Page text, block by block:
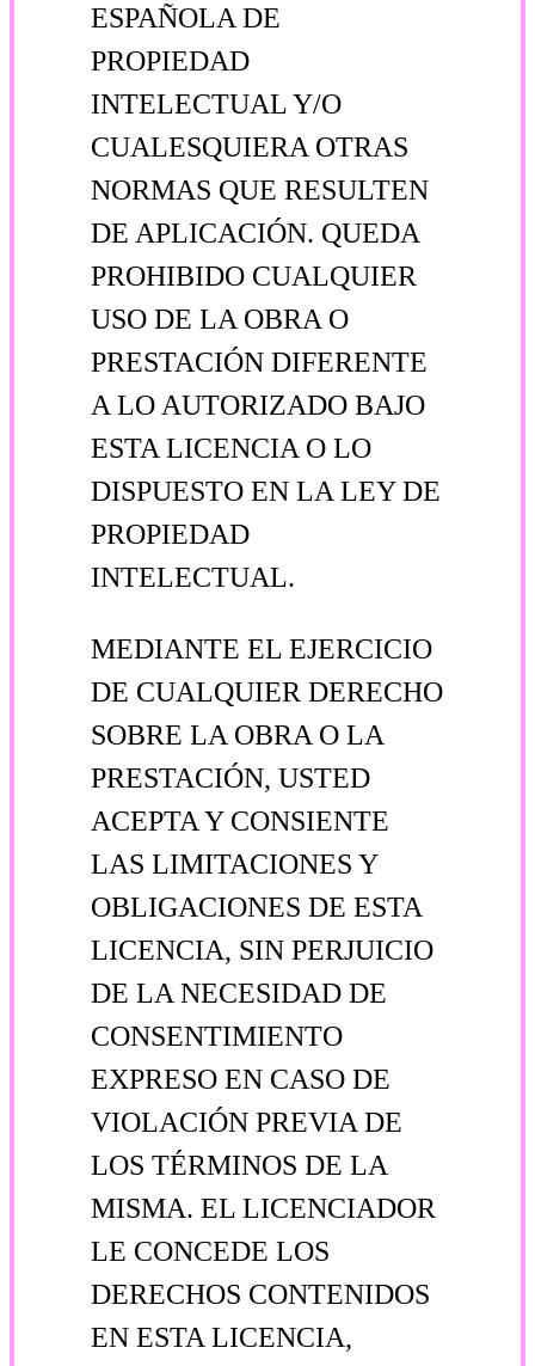
ESPAÑOLA DE
PROPIEDAD
INTELECTUAL Y/O
CUALESQUIERA OTRAS
NORMAS QUE RESULTEN
DE APLICACIÓN. QUEDA
PROHIBIDO CUALQUIER
USO DE LA OBRA O
PRESTACIÓN DIFERENTE
A LO AUTORIZADO BAJO
ESTA LICENCIA O LO
DISPUESTO EN LA LEY DE
PROPIEDAD
INTELECTUAL.
MEDIANTE EL EJERCICIO
DE CUALQUIER DERECHO
SOBRE LA OBRA O LA
PRESTACIÓN, USTED
ACEPTA Y CONSIENTE
LAS LIMITACIONES Y
OBLIGACIONES DE ESTA
LICENCIA, SIN PERJUICIO
DE LA NECESIDAD DE
CONSENTIMIENTO
EXPRESO EN CASO DE
VIOLACIÓN PREVIA DE
LOS TÉRMINOS DE LA
MISMA. EL LICENCIADOR
LE CONCEDE LOS
DERECHOS CONTENIDOS
EN ESTA LICENCIA,